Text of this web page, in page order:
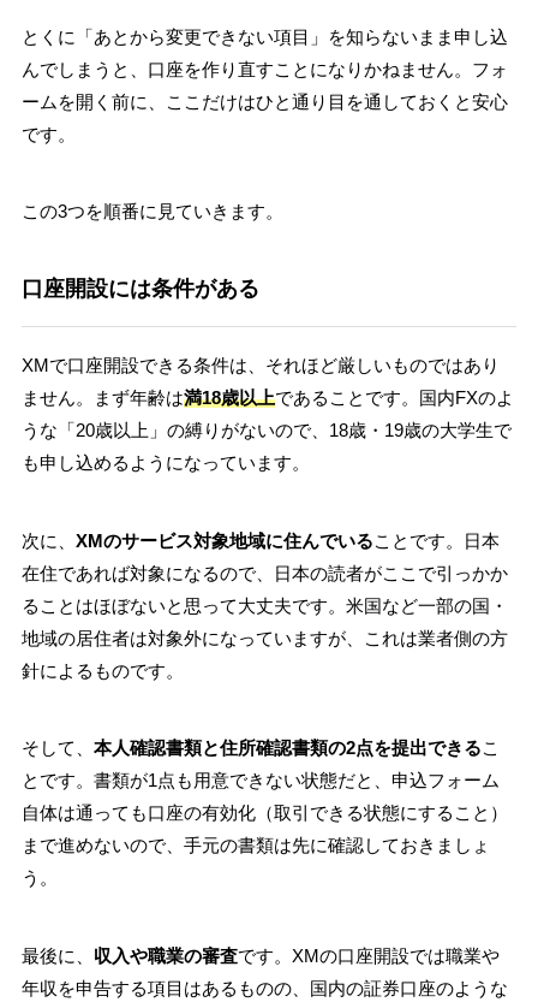
とくに「あとから変更できない項目」を知らないまま申し込
んでしまうと、口座を作り直すことになりかねません。フォ
ームを開く前に、ここだけはひと通り目を通しておくと安心
です。
この3つを順番に見ていきます。
口座開設には条件がある
XMで口座開設できる条件は、それほど厳しいものではあり
ません。まず年齢は満18歳以上であることです。国内FXのよ
うな「20歳以上」の縛りがないので、18歳・19歳の大学生で
も申し込めるようになっています。
次に、 XMのサービス対象地域に住んでいることです。日本
在住であれば対象になるので、日本の読者がここで引っかか
ることはほぼないと思って大丈夫です。米国など一部の国・
地域の居住者は対象外になっていますが、これは業者側の方
針によるものです。
そして、 本人確認書類と住所確認書類の2点を提出できるこ
とです。書類が1点も用意できない状態だと、申込フォーム
自体は通っても口座の有効化（取引できる状態にすること）
まで進めないので、手元の書類は先に確認しておきましょ
う。
最後に、 収入や職業の審査です。XMの口座開設では職業や
年収を申告する項目はあるものの、国内の証券口座のような